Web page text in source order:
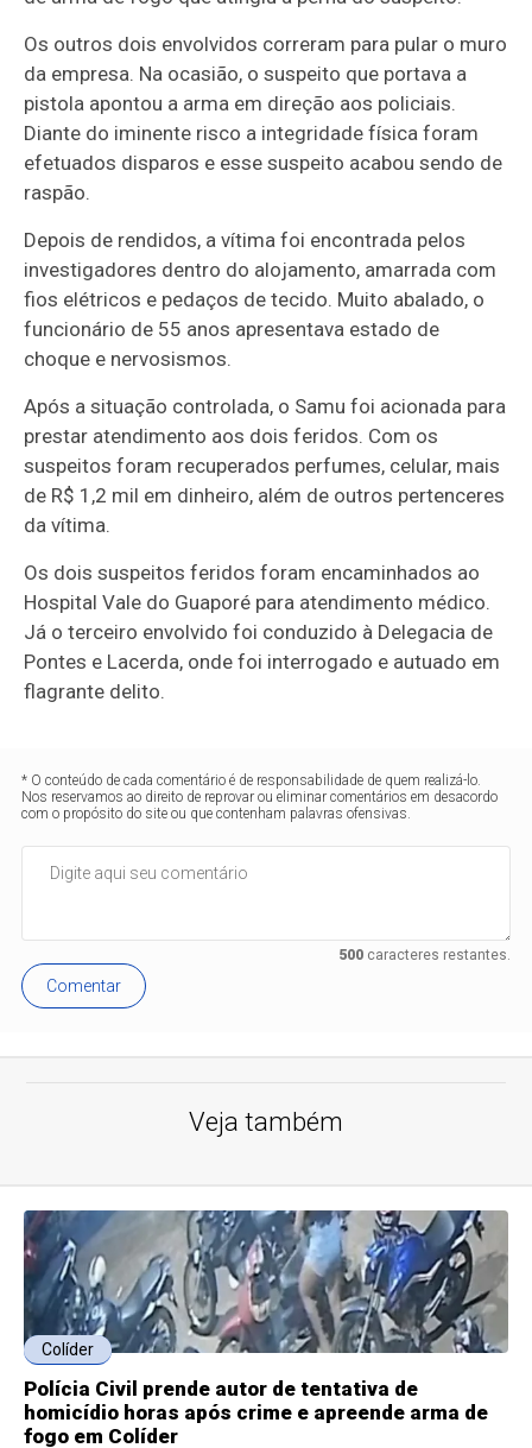
Os outros dois envolvidos correram para pular o muro
da empresa. Na ocasião, o suspeito que portava a
pistola apontou a arma em direção aos policiais.
Diante do iminente risco a integridade física foram
efetuados disparos e esse suspeito acabou sendo de
raspão.
Depois de rendidos, a vítima foi encontrada pelos
investigadores dentro do alojamento, amarrada com
fios elétricos e pedaços de tecido. Muito abalado, o
funcionário de 55 anos apresentava estado de
choque e nervosismos.
Após a situação controlada, o Samu foi acionada para
prestar atendimento aos dois feridos. Com os
suspeitos foram recuperados perfumes, celular, mais
de R$ 1,2 mil em dinheiro, além de outros pertenceres
da vítima.
Os dois suspeitos feridos foram encaminhados ao
Hospital Vale do Guaporé para atendimento médico.
Já o terceiro envolvido foi conduzido à Delegacia de
Pontes e Lacerda, onde foi interrogado e autuado em
flagrante delito.
* O conteúdo de cada comentário é de responsabilidade de quem realizá-lo.
Nos reservamos ao direito de reprovar ou eliminar comentários em desacordo
com o propósito do site ou que contenham palavras ofensivas.
500caracteres restantes.
Comentar
Veja também
Colíder
Polícia Civil prende autor de tentativa de
homicídio horas após crime e apreende arma de
fogo em Colíder